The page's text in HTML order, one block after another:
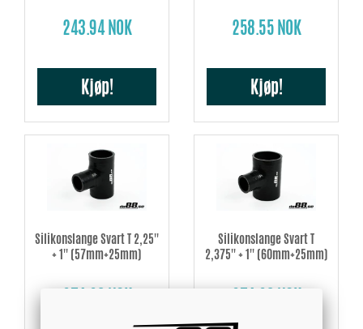
243.94 NOK
Kjøp!
258.55 NOK
Kjøp!
Silikonslange Svart T 2,25''
+ 1'' (57mm+25mm)
274.29 NOK
Silikonslange Svart T
2,375'' + 1'' (60mm+25mm)
274.29 NOK